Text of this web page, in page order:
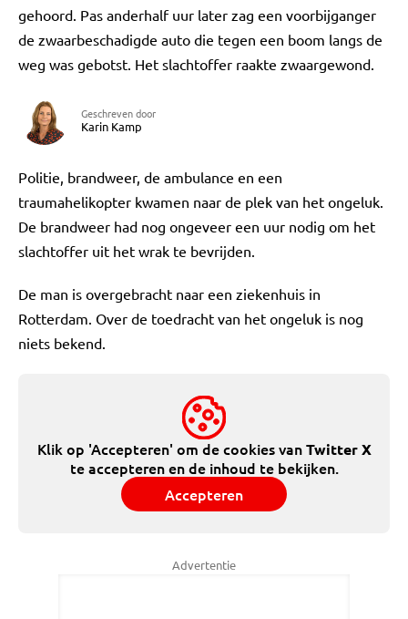
gehoord. Pas anderhalf uur later zag een voorbijganger
de zwaarbeschadigde auto die tegen een boom langs de
weg was gebotst. Het slachtoffer raakte zwaargewond.
Geschreven door
Karin Kamp
Politie, brandweer, de ambulance en een
traumahelikopter kwamen naar de plek van het ongeluk.
De brandweer had nog ongeveer een uur nodig om het
slachtoffer uit het wrak te bevrijden.
De man is overgebracht naar een ziekenhuis in
Rotterdam. Over de toedracht van het ongeluk is nog
niets bekend.
Klik op 'Accepteren' om de cookies vanTwitter X
te accepteren en de inhoud te bekijken.
Accepteren
Advertentie